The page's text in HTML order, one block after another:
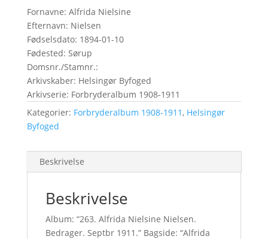
Fornavne: Alfrida Nielsine
Efternavn: Nielsen
Fødselsdato: 1894-01-10
Fødested: Sørup
Domsnr./Stamnr.:
Arkivskaber: Helsingør Byfoged
Arkivserie: Forbryderalbum 1908-1911
Kategorier: Forbryderalbum 1908-1911, Helsingør
Byfoged
Beskrivelse
Beskrivelse
Album: “263. Alfrida Nielsine Nielsen.
Bedrager. Septbr 1911.” Bagside: “Alfrida